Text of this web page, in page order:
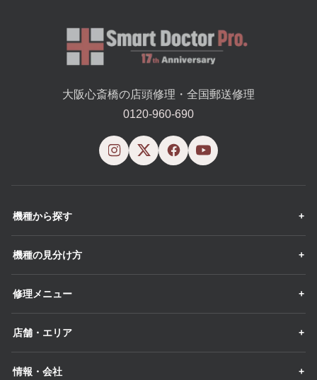
大阪心斎橋の店頭修理・全国郵送修理
0120-960-690
機種から探す
機種の見分け方
修理メニュー
店舗・エリア
情報・会社